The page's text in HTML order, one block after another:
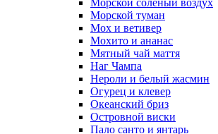
Морской соленый воздух
Морской туман
Мох и ветивер
Мохито и ананас
Мятный чай маття
Наг Чампа
Нероли и белый жасмин
Огурец и клевер
Океанский бриз
Островной виски
Пало санто и янтарь